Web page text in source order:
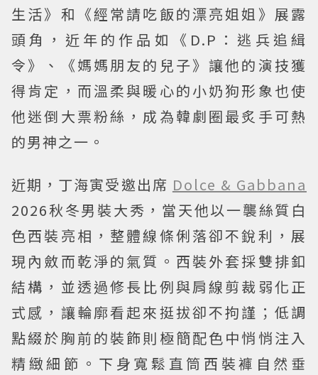
生活》和《經常請吃飯的漂亮姐姐》展露
頭角，近年的作品如《D.P：逃兵追緝
令》、《媽媽朋友的兒子》讓他的演技獲
得肯定，而溫柔與暖心的小奶狗形象也使
他迷倒大票粉絲，成為韓劇圈最炙手可熱
的男神之一。
近期，丁海寅受邀出席 Dolce & Gabbana
2026秋冬男裝大秀，當天他以一襲絲質白
色西裝亮相，整體線條俐落卻不銳利，展
現內斂而乾淨的氣質。西裝外套採雙排釦
結構，並透過修長比例與肩線剪裁弱化正
式感，讓輪廓看起來挺拔卻不拘謹；低調
點綴於胸前的裝飾則極簡配色中悄悄注入
精緻細節。下身寬鬆直筒西裝褲自然垂